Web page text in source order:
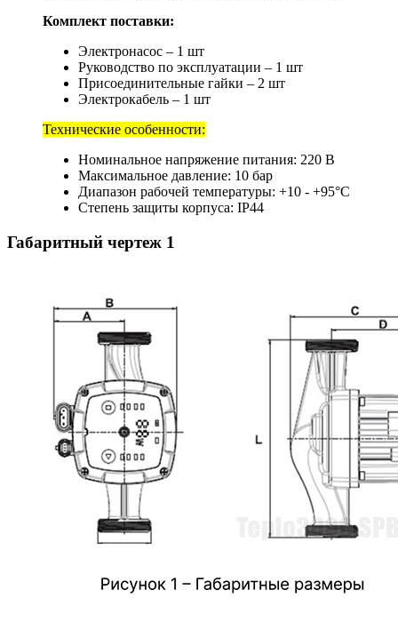
Комплект поставки:
Электронасос – 1 шт
Руководство по эксплуатации – 1 шт
Присоединительные гайки – 2 шт
Электрокабель – 1 шт
Технические особенности:
Номинальное напряжение питания: 220 В
Максимальное давление: 10 бар
Диапазон рабочей температуры: +10 - +95°C
Степень защиты корпуса: IP44
Габаритный чертеж 1